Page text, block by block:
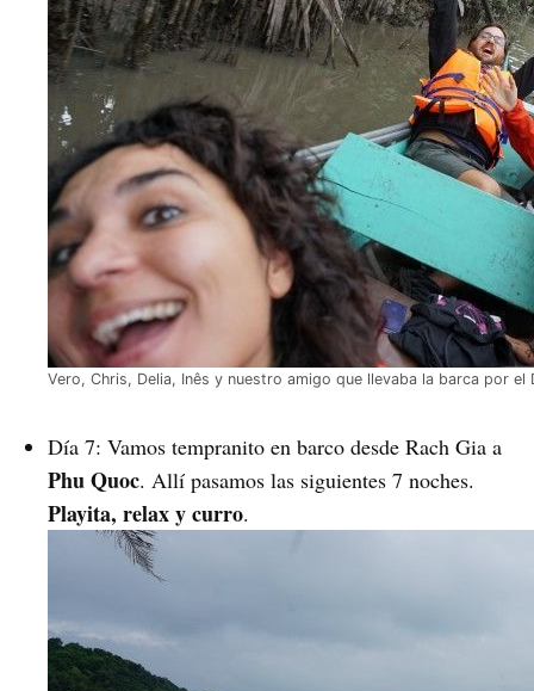
Vero, Chris, Delia, Inês y nuestro amigo que llevaba la barca por el
Día 7: Vamos tempranito en barco desde Rach Gia a
Phu Quoc. Allí pasamos las siguientes 7 noches.
Playita, relax y curro.